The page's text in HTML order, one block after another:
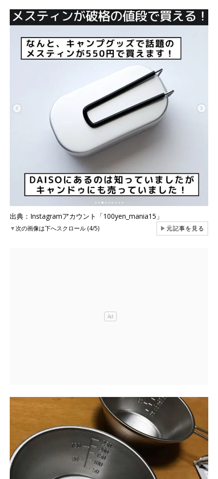
出典：Instagramアカウント「100yen_mania15」
▼次の画像は下へスクロール (4/5) ▶元記事を見る